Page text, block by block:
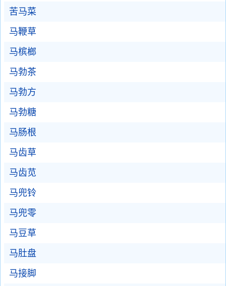
苦马菜
马鞭草
马槟榔
马勃茶
马勃方
马勃糖
马肠根
马齿草
马齿苋
马兜铃
马兜零
马豆草
马肚盘
马接脚